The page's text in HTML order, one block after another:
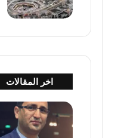
اخر المقالات